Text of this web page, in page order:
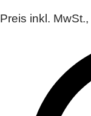
Preis inkl. MwSt.,